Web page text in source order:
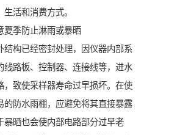
活和消费方式。
夏季防止淋雨或暴晒
结构已经密封处理，因仪器内部系
线路板、控制器、连接线等，进水
，致使采样器寿命过早损坏。在使
的防水雨棚，应避免将其直接暴露
暴晒也会使内部电路部分过早老